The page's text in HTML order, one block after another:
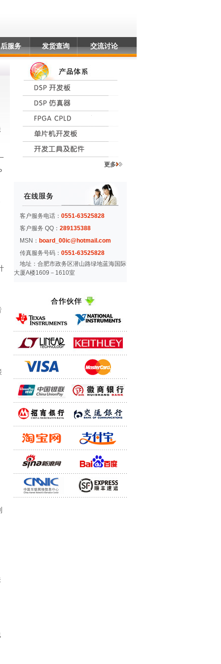
服务 发货查询 交流讨论
更多
客户服务电话： 0551-63525828
客户服务 QQ： 289135388
MSN： board_00ic@hotmail.com
传真服务号码： 0551-63525828
地址：合肥市政务区潜山路绿地蓝海国际
大厦A楼1609－1610室